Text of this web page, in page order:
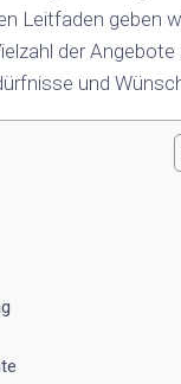
Leitfaden geben
der
und